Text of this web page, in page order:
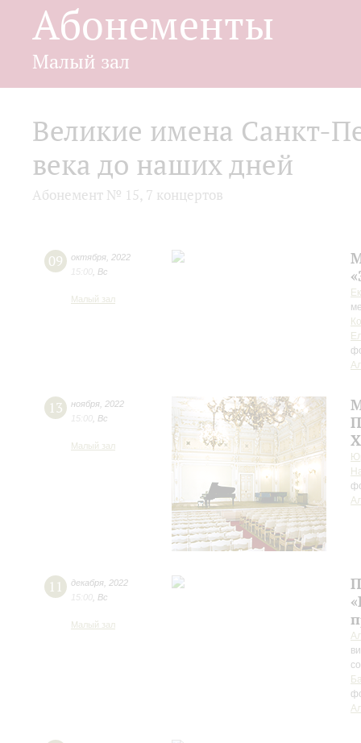
Абонементы
Малый зал
Великие имена Санкт-
века до наших дней
Абонемент № 15, 7 концертов
09 октября 2022
15:00 Вс
Малый зал
13 ноября 2022
15:00 Вс
Малый зал
11 декабря 2022
15:00 Вс
Малый зал